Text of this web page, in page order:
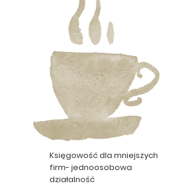
Księgowość dla mniejszych
firm- jednoosobowa
działalność